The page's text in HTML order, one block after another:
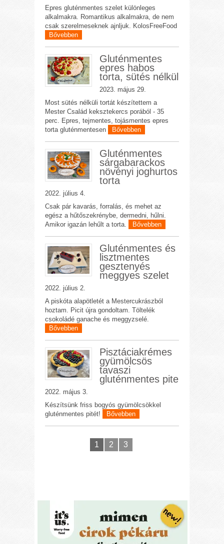
Epres gluténmentes szelet különleges
alkalmakra. Romantikus alkalmakra, de nem
csak szerelmeseknek ajnljuk. KolosFreeFood
Bővebben
Gluténmentes
epres habos
torta, sütés nélkül
2023. május 29.
Most sütés nélküli tortát készítettem a
Mester Család keksztekercs porából - 35
perc. Epres, tejmentes, tojásmentes epres
torta gluténmentesen
Bővebben
Gluténmentes
sárgabarackos
növényi joghurtos
torta
2022. július 4.
Csak pár kavarás, forralás, és mehet az
egész a hűtőszekrénybe, dermedni, hűlni.
Amikor igazán lehűlt a torta.
Bővebben
Gluténmentes és
lisztmentes
gesztenyés
meggyes szelet
2022. július 2.
A piskóta alapötletét a Mestercukrászból
hoztam. Picit újra gondoltam. Töltelék
csokoládé ganache és meggyzselé.
Bővebben
Pisztáciakrémes
gyümölcsös
tavaszi
gluténmentes pite
2022. május 3.
Készítsünk friss bogyós gyümölcsökkel
gluténmentes pitét!
Bővebben
1 2 3